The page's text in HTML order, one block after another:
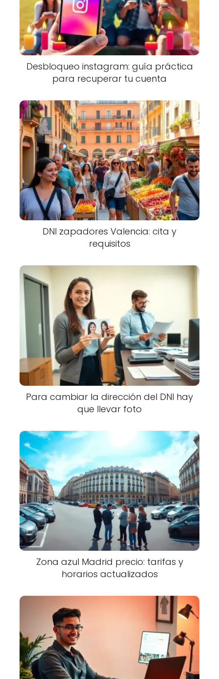
Desbloqueo instagram: guía práctica
para recuperar tu cuenta
DNI zapadores Valencia: cita y
requisitos
Para cambiar la dirección del DNI hay
que llevar foto
Zona azul Madrid precio: tarifas y
horarios actualizados